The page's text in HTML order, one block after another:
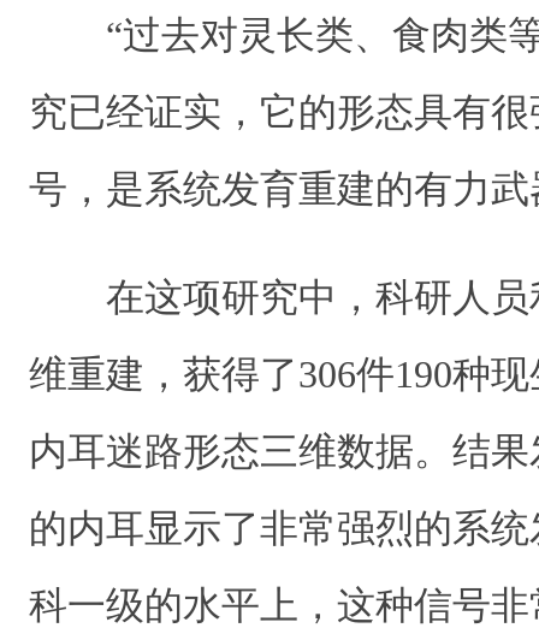
“过去对灵长类、食肉类
究已经证实，它的形态具有
号，是系统发育重建的有力
在这项研究中，科研人员
维重建，获得了306件190种
内耳迷路形态三维数据。结
的内耳显示了非常强烈的系
科一级的水平上，这种信号